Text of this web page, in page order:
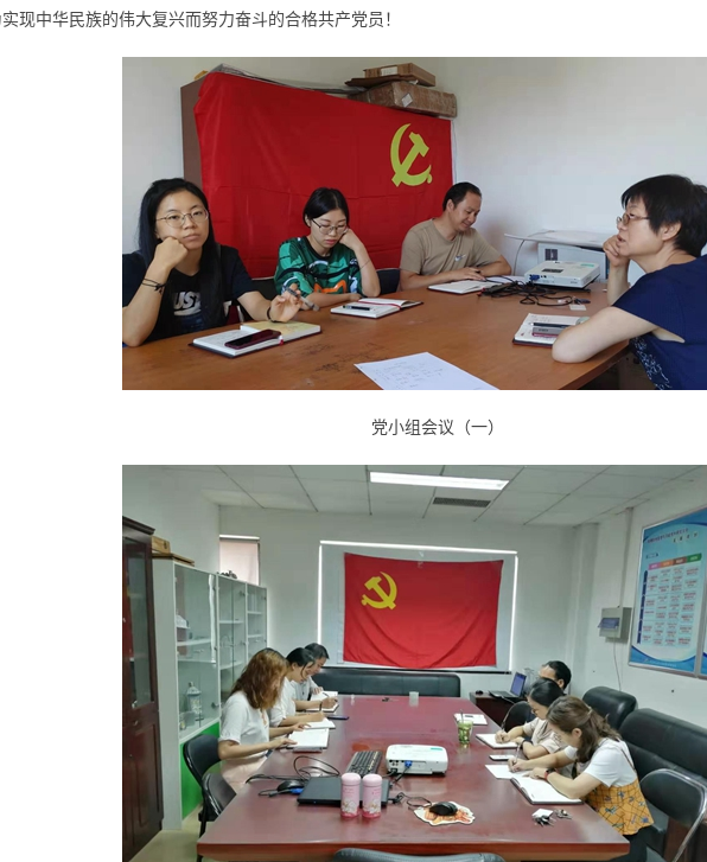
现中华民族的伟大复兴而努力奋斗的合格共产党员！
党小组会议（一）